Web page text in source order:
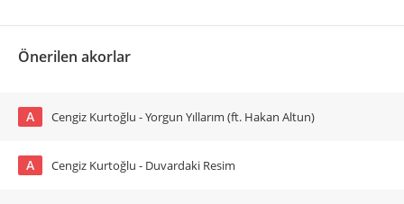
Önerilen akorlar
A Cengiz Kurtoğlu - Yorgun Yıllarım (ft. Hakan Altun)
A Cengiz Kurtoğlu - Duvardaki Resim